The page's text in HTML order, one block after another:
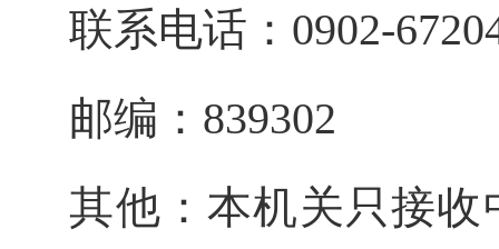
联系电话： 0902-
邮编： 839302
其他：本机关只接